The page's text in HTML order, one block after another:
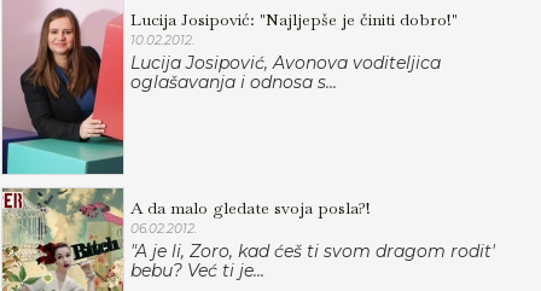
Lucija Josipović: "Najljepše je činiti dobro!"
10.02.2012.
Lucija Josipović, Avonova voditeljica
oglašavanja i odnosa s...
A da malo gledate svoja posla?!
06.02.2012.
"A je li, Zoro, kad ćeš ti svom dragom rodit'
bebu? Već ti je...